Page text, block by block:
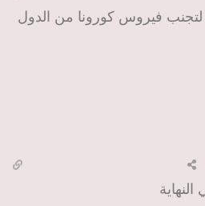
لتجنب فيروس كورونا من الدول